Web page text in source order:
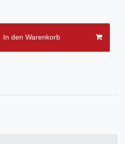
In den Warenkorb